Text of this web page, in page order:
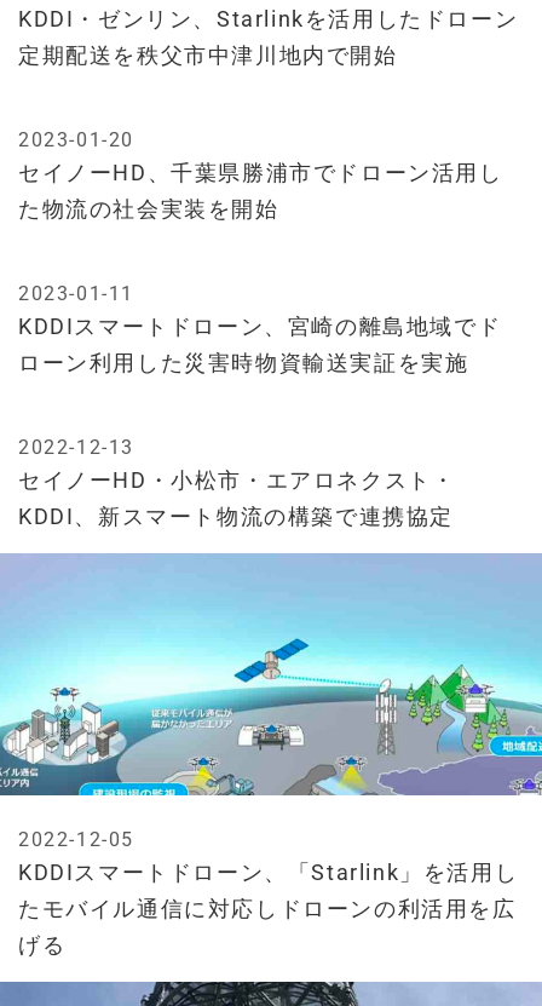
KDDI・ゼンリン、Starlinkを活用したドローン
定期配送を秩父市中津川地内で開始
セイノーHD、千葉県勝浦市でドローン活用し
た物流の社会実装を開始
2023-01-20
KDDIスマートドローン、宮崎の離島地域でド
ローン利用した災害時物資輸送実証を実施
2023-01-11
セイノーHD・小松市・エアロネクスト・
KDDI、新スマート物流の構築で連携協定
2022-12-13
KDDIスマートドローン、「Starlink」を活用し
たモバイル通信に対応しドローンの利活用を広
げる
2022-12-05